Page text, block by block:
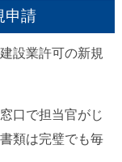
申請
設業許可の新規
口で担当官がじ
類は完璧でも毎